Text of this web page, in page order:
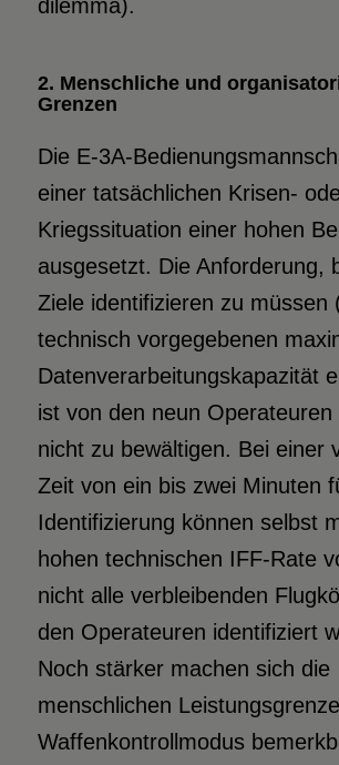
dilemma).
2. Menschliche und
Grenzen
Die E-3A-
einer tatsächlichen Krisen-
Kriegssituation einer hohen
ausgesetzt. Die Anforderung,
Ziele identifizieren zu müssen
technisch vorgegebenen
Datenverarbeitungskapazität
ist von den neun Operateuren
nicht zu bewältigen. Bei einer
Zeit von ein bis zwei Minuten
Identifizierung können selbst
hohen technischen IFF-Rate
nicht alle verbleibenden
den Operateuren identifiziert
Noch stärker machen sich die
menschlichen
Waffenkontrollmodus